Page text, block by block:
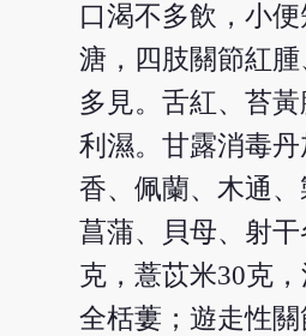
口渴不多飲，小
溏，四肢關節紅
多見。舌紅、苔
利濕。甘露消毒
香、佩蘭、木通
菖蒲、貝母、射
克，薏苡米30克
全栝蔞；遊走性